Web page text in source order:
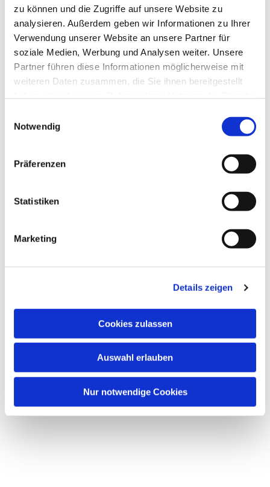
zu können und die Zugriffe auf unsere Website zu
analysieren. Außerdem geben wir Informationen zu Ihrer
Verwendung unserer Website an unsere Partner für
soziale Medien, Werbung und Analysen weiter. Unsere
Partner führen diese Informationen möglicherweise mit
weiteren Daten zusammen, die Sie ihnen bereitgestellt
Notwendig
Präferenzen
Statistiken
Marketing
Details zeigen
Cookies zulassen
Auswahl erlauben
Nur notwendige Cookies